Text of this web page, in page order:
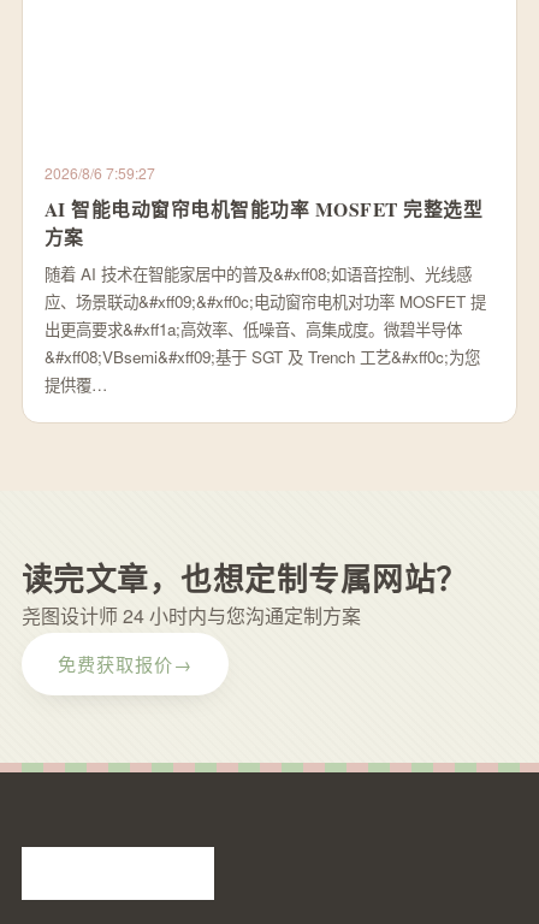
2026/8/6 7:59:27
AI 智能电动窗帘电机智能功率 MOSFET 完整选型
方案
随着 AI 技术在智能家居中的普及&#xff08;如语音控制、光线感
应、场景联动&#xff09;&#xff0c;电动窗帘电机对功率 MOSFET 提
出更高要求&#xff1a;高效率、低噪音、高集成度。微碧半导体
&#xff08;VBsemi&#xff09;基于 SGT 及 Trench 工艺&#xff0c;为您
提供覆…
读完文章，也想定制专属网站？
尧图设计师 24 小时内与您沟通定制方案
免费获取报价→